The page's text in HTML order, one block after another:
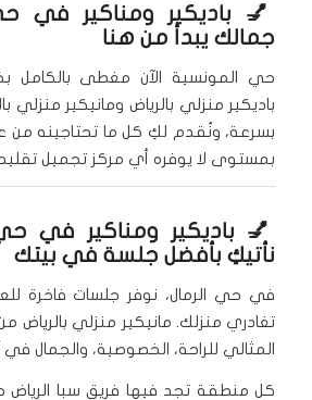
💅 باديكير ومناكير في
جمالك يبدأ من هنا
حي المونسية الآن مغطى بالكامل
باديكير منزلي بالرياض ومانيكير منزلي
بسرعة، ونُقدم لكِ كل ما تحتاجينه من
بمستوى لا يوفره أي مركز تجميل
💅 باديكير ومناكير في
نأتيكِ بأفضل جلسة في بيتك
في حي الرمال، نوفر جلسات فاخرة
تغادري منزلك. مانيكير منزلي بالرياض
المثالي للراحة، الخصوصية، والجمال في
كل منطقة تجد فيها فريق سبا الرياض